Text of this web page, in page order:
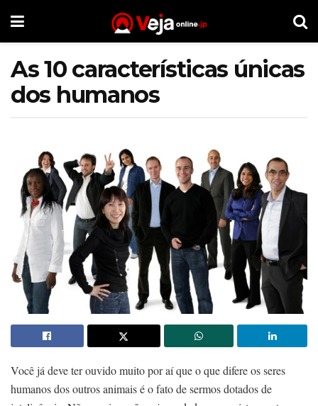
As 10 características únicas
dos humanos
Você já deve ter ouvido muito por aí que o que difere os seres
humanos dos outros animais é o fato de sermos dotados de